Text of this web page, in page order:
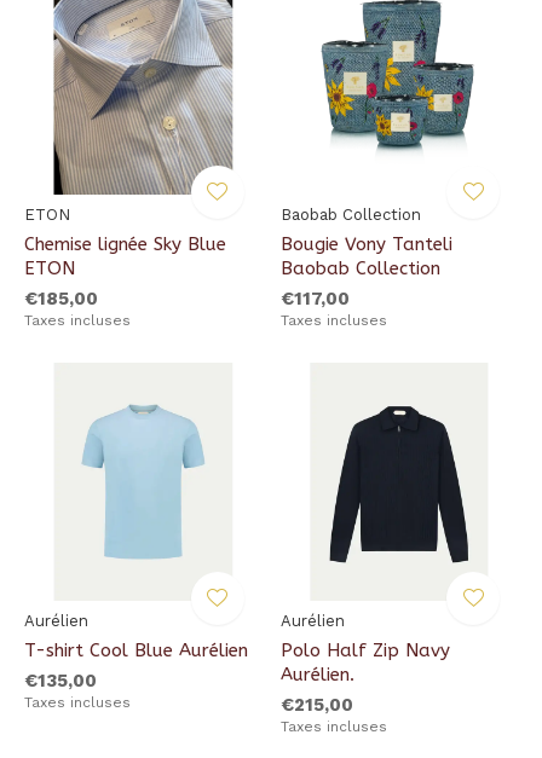
ETON
Chemise lignée Sky Blue
ETON
€185,00
Taxes incluses
Baobab Collection
Bougie Vony Tanteli
Baobab Collection
€117,00
Taxes incluses
Aurélien
T-shirt Cool Blue Aurélien
€135,00
Taxes incluses
Aurélien
Polo Half Zip Navy
Aurélien.
€215,00
Taxes incluses